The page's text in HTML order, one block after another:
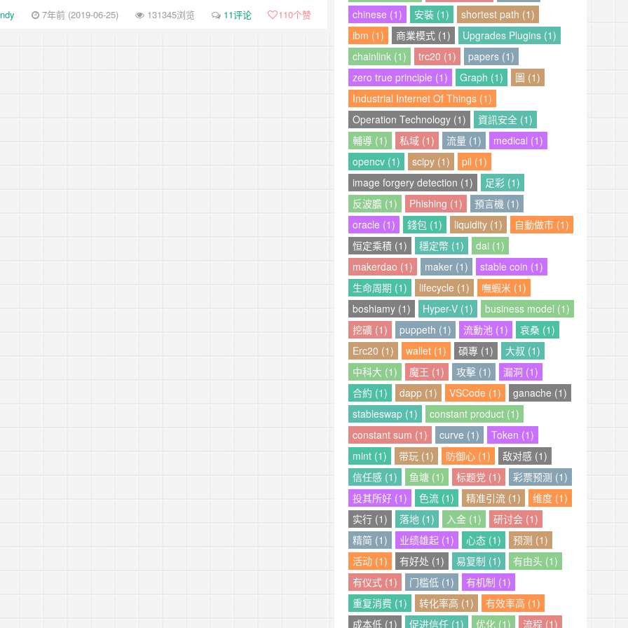
7年前 (2019-06-25) 131345浏览 11评论 110个赞 chinese (1) 安裝 (1)
shortest path (1)
ibm (1)
商業模式 (1)
Upgrades Plugins (1)
chainlink (1)
trc20 (1)
papers (1)
zero true principle (1)
Graph (1)
圖 (1)
Industrial Internet Of Things (1)
Operation Technology (1)
資訊安全 (1)
輔導 (1)
私域 (1) 流量 (1)
medical (1)
opencv (1)
scipy (1)
pil (1)
image forgery detection (1)
足彩 (1)
反波膽 (1)
Phishing (1)
預言機 (1)
oracle (1)
錢包 (1) liquidity (1)
自動做市 (1)
恒定乘積 (1)
穩定幣 (1)
dai (1)
makerdao (1)
maker (1)
stable coin (1)
生命周期 (1)
lifecycle (1)
嘸蝦米 (1)
boshiamy (1)
Hyper-V (1)
business model (1)
挖礦 (1)
puppeth (1) 流動池 (1)
哀桑 (1)
Erc20 (1)
wallet (1) 碩專 (1)
大叔 (1)
中科大 (1)
魔王 (1) 攻擊 (1)
漏洞 (1)
合約 (1)
dapp (1) VSCode (1)
ganache (1)
stableswap (1)
constant product (1)
constant sum (1)
curve (1)
Token (1)
mint (1)
带玩 (1) 防御心 (1)
敌对感 (1)
信任感 (1)
鱼塘 (1) 标题党 (1)
彩票预测 (1)
投其所好 (1)
色流 (1) 精准引流 (1)
维度 (1)
实行 (1)
落地 (1) 入金 (1)
研讨会 (1)
精简 (1)
业绩雄起 (1) 心态 (1)
预测 (1)
活动 (1)
有好处 (1) 易复制 (1)
有由头 (1)
有仪式 (1)
门槛低 (1)
有机制 (1)
重复消费 (1)
转化率高 (1)
有效率高 (1)
成本低 (1)
促进信任 (1) 优化 (1) 流程 (1)